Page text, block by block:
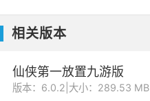
相关版本
仙侠第一放置九游版
版本：6.0.2 大小：289.53 MB